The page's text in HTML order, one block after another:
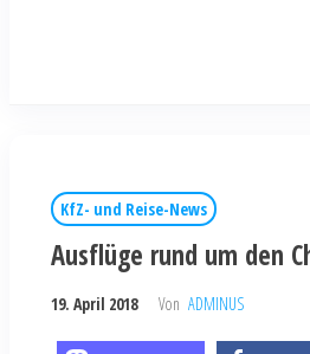
KfZ- und Reise-News
Ausflüge rund um den
19. April 2018 Von ADMINUS